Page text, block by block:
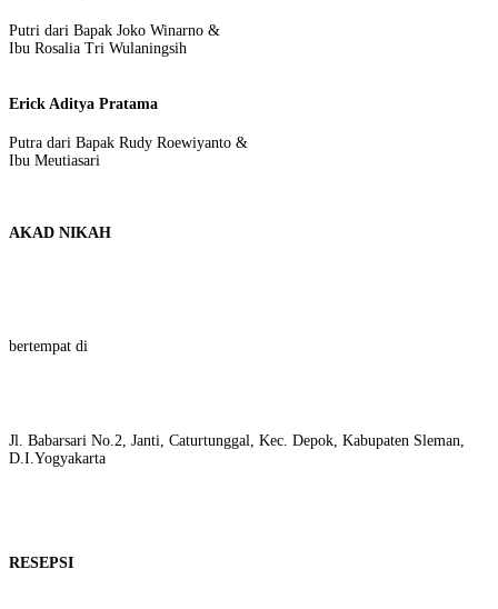
Putri dari Bapak Joko Winarno &
Ibu Rosalia Tri Wulaningsih
Erick Aditya Pratama
Putra dari Bapak Rudy Roewiyanto &
Ibu Meutiasari
AKAD NIKAH
bertempat di
Jl. Babarsari No.2, Janti, Caturtunggal, Kec. Depok, Kabupaten Sleman,
D.I.Yogyakarta
RESEPSI